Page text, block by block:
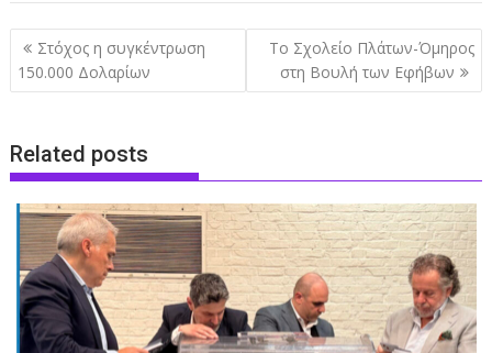
Post
navigation
Στόχος η συγκέντρωση
150.000 Δολαρίων
Το Σχολείο Πλάτων-Όμηρος
στη Βουλή των Εφήβων
Related posts